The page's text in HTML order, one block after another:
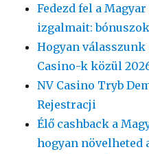
Fedezd fel a
izgalmait:
Hogyan
Casino-k közül
NV Casino Tryb
Rejestracji
Élő cashback a
hogyan növelheted